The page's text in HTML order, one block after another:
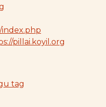
index.php
pillai.koyil.org
tag